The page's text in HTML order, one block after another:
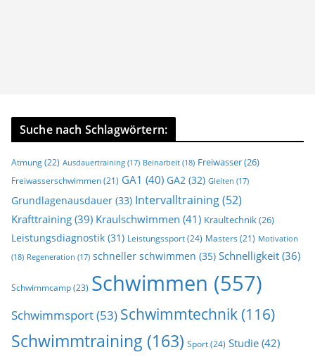
Suche nach Schlagwörtern:
Atmung(22) Ausdauertraining (17) Beinarbeit (18) Freiwasser(26)
Freiwasserschwimmen (21) GA1 (40) GA2 (32) Gleiten (17)
Grundlagenausdauer (33) Intervalltraining(52)
Krafttraining (39) Kraulschwimmen (41) Kraultechnik(26)
Leistungsdiagnostik (31) Leistungssport(24) Masters (21) Motivation
(18) Regeneration (17) schneller schwimmen (35) Schnelligkeit (36)
Schwimmcamp(23) Schwimmen (557)
Schwimmsport(53) Schwimmtechnik(116)
Schwimmtraining (163) Sport(24) Studie (42)